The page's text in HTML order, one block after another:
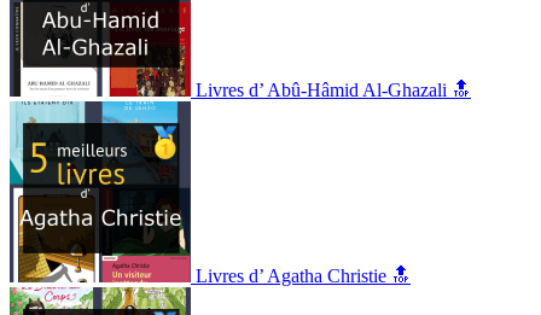
Livres d’ Abû-Hâmid Al-Ghazali 🔝
Livres d’ Agatha Christie 🔝